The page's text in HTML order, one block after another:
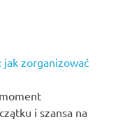
zorganizować
i szansa na